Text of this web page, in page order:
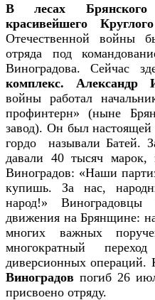
В лесах
красивейшего
Отечественной войны
отряда под
Виноградова. Сейчас
комплекс.
Александр
войны работал
профинтерн» (ныне
завод). Он был
гордо называли Батей.
давали 40 тысяч
Виноградов: «Наши
купишь. За нас,
народ!» Виноградовцы
движения на Брянщине:
многих важных
многократный
диверсионных операций.
Виноградов погиб 26
присвоено отряду.